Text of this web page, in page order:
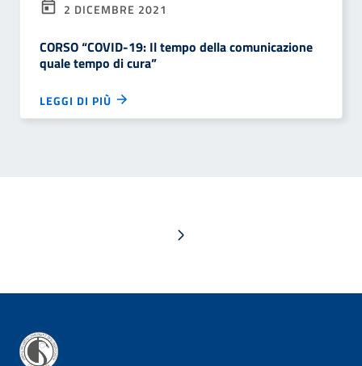
2 DICEMBRE 2021
CORSO “COVID-19: Il tempo della comunicazione
quale tempo di cura”
LEGGI DI PIÙ
Pagina successiva